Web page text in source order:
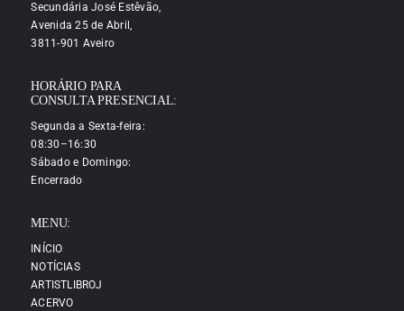
Secundária José Estêvão,
Avenida 25 de Abril,
3811-901 Aveiro
HORÁRIO PARA
CONSULTA PRESENCIAL:
Segunda a Sexta-feira:
08:30–16:30
Sábado e Domingo:
Encerrado
MENU:
INÍCIO
NOTÍCIAS
ARTISTLIBROJ
ACERVO